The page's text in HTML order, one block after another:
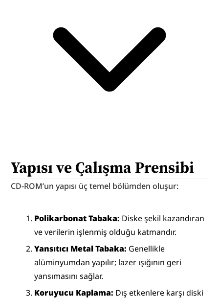
Yapısı ve Çalışma Prensibi
CD-ROM’un yapısı üç temel bölümden oluşur:
Polikarbonat Tabaka: Diske şekil kazandıran
ve verilerin işlenmiş olduğu katmandır.
Yansıtıcı Metal Tabaka: Genellikle
alüminyumdan yapılır; lazer ışığının geri
yansımasını sağlar.
Koruyucu Kaplama: Dış etkenlere karşı diski